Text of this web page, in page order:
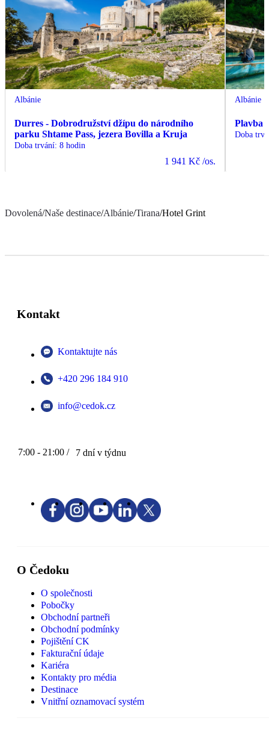
Albánie
Durres - Dobrodružství džípu do národního
parku Shtame Pass, jezera Bovilla a Kruja
Doba trvání: 8 hodin
1 941 Kč /os.
Albánie
Plavba
Doba
Dovolená/Naše destinace/Albánie/Tirana/Hotel Grint
Kontakt
Kontaktujte nás
+420 296 184 910
info@cedok.cz
7:00 - 21:00 / 7 dní v týdnu
O Čedoku
O společnosti
Pobočky
Obchodní partneři
Obchodní podmínky
Pojištění CK
Fakturační údaje
Kariéra
Kontakty pro média
Destinace
Vnitřní oznamovací systém